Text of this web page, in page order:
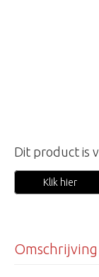
Dit product is
Klik hier
Omschrijving